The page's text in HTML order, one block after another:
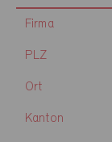
Firma
PLZ
Ort
Kanton